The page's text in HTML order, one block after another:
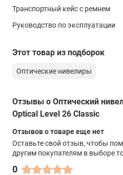
100
Постоянная поправка
Длина зрительной трубы
прямое
-
Диапазон работы
±15'
Транспортный кейс с ремнем
Руководство по эксплуатации
Этот товар из подборок
Оптические нивелиры
Отзывы о Оптический
Optical Level 26 Classic
Отзывов о товаре еще нет
Оставьте свой отзыв, чтобы
другим покупателям в выборе
0